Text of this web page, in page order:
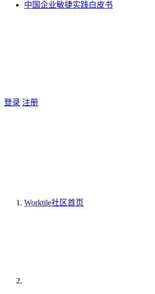
中国企业敏捷实践白皮书
登录 注册
Worktile社区首页